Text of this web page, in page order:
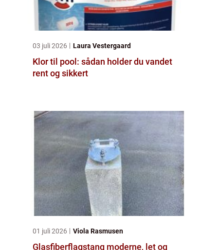
03 juli 2026 Laura Vestergaard
Klor til pool: sådan holder du vandet
rent og sikkert
01 juli 2026 Viola Rasmusen
Glasfiberflagstang moderne, let og